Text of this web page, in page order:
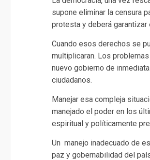
supone eliminar la censura
protesta y deberá
Cuando esos derechos se
multiplicaran. Los
nuevo gobierno de
ciudadanos.
Manejar esa compleja
manejado el poder en los
espiritual y políticamente
Un manejo inadecuado de
paz y gobernabilidad del